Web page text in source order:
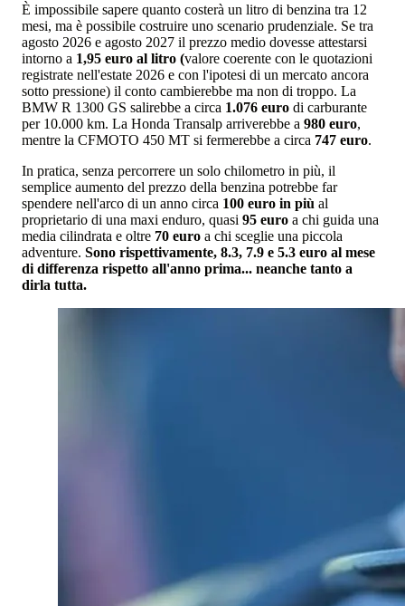
È impossibile sapere quanto costerà un litro di benzina tra 12
mesi, ma è possibile costruire uno scenario prudenziale. Se tra
agosto 2026 e agosto 2027 il prezzo medio dovesse attestarsi
intorno a 1,95 euro al litro (valore coerente con le quotazioni
registrate nell'estate 2026 e con l'ipotesi di un mercato ancora
sotto pressione) il conto cambierebbe ma non di troppo. La
BMW R 1300 GS salirebbe a circa 1.076 euro di carburante
per 10.000 km. La Honda Transalp arriverebbe a 980 euro,
mentre la CFMOTO 450 MT si fermerebbe a circa 747 euro.
In pratica, senza percorrere un solo chilometro in più, il
semplice aumento del prezzo della benzina potrebbe far
spendere nell'arco di un anno circa 100 euro in più al
proprietario di una maxi enduro, quasi 95 euro a chi guida una
media cilindrata e oltre 70 euro a chi sceglie una piccola
adventure. Sono rispettivamente, 8.3, 7.9 e 5.3 euro al mese
di differenza rispetto all'anno prima... neanche tanto a
dirla tutta.